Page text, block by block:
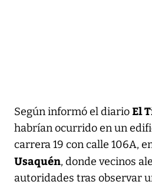
Según informó el diario El
habrían ocurrido en un
carrera 19 con calle 106A,
Usaquén, donde vecinos
autoridades tras observar